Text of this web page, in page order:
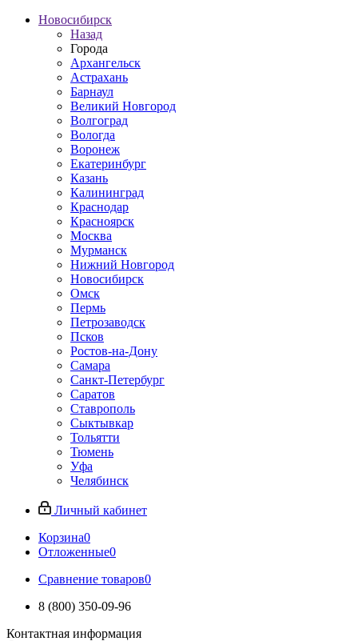
Новосибирск
Назад
Города
Архангельск
Астрахань
Барнаул
Великий Новгород
Волгоград
Вологда
Воронеж
Екатеринбург
Казань
Калининград
Краснодар
Красноярск
Москва
Мурманск
Нижний Новгород
Новосибирск
Омск
Пермь
Петрозаводск
Псков
Ростов-на-Дону
Самара
Санкт-Петербург
Саратов
Ставрополь
Сыктывкар
Тольятти
Тюмень
Уфа
Челябинск
Личный кабинет
Корзина0
Отложенные0
Сравнение товаров0
8 (800) 350-09-96
Контактная информация